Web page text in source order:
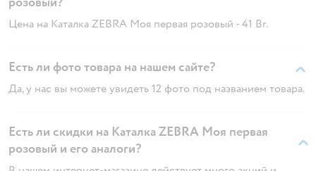
Цена на Каталка ZEBRA Моя первая розовый - 41 Br.
Есть ли фото товара на нашем сайте?
Да, у нас вы можете увидеть 12 фото под названием товара.
Есть ли скидки на Каталка ZEBRA Моя первая
розовый и его аналоги?